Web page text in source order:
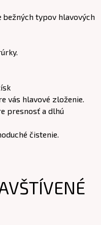
bežných typov hlavových
vás hlavové zloženie.
presnosť a dlhú
čistenie.